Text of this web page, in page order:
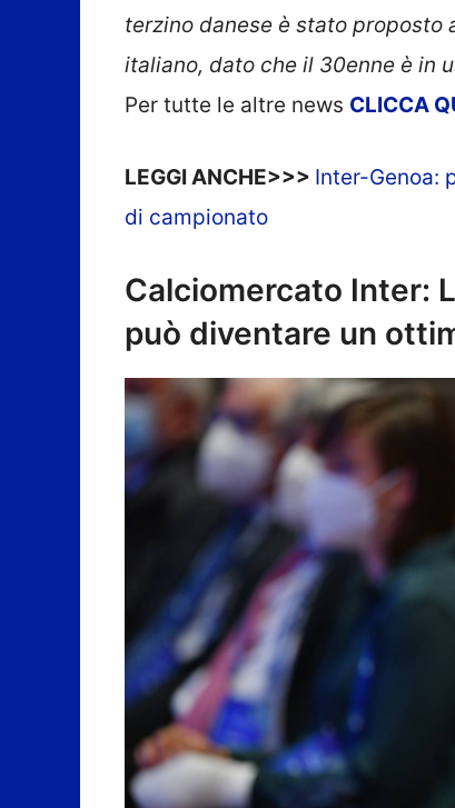
terzino danese è stato proposto
italiano, dato che il 30enne è in
Per tutte le altre news CLICCA
LEGGI ANCHE>>> Inter-Genoa:
di campionato
Calciomercato Inter:
può diventare un